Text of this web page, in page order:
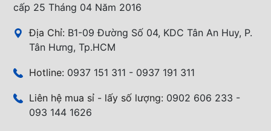
cấp 25 Tháng 04 Năm 2016
Địa Chỉ: B1-09 Đường Số 04, KDC Tân An Huy, P.
Tân Hưng, Tp.HCM
Hotline: 0937 151 311 - 0937 191 311
Liên hệ mua sỉ - lấy số lượng: 0902 606 233 -
093 144 1626